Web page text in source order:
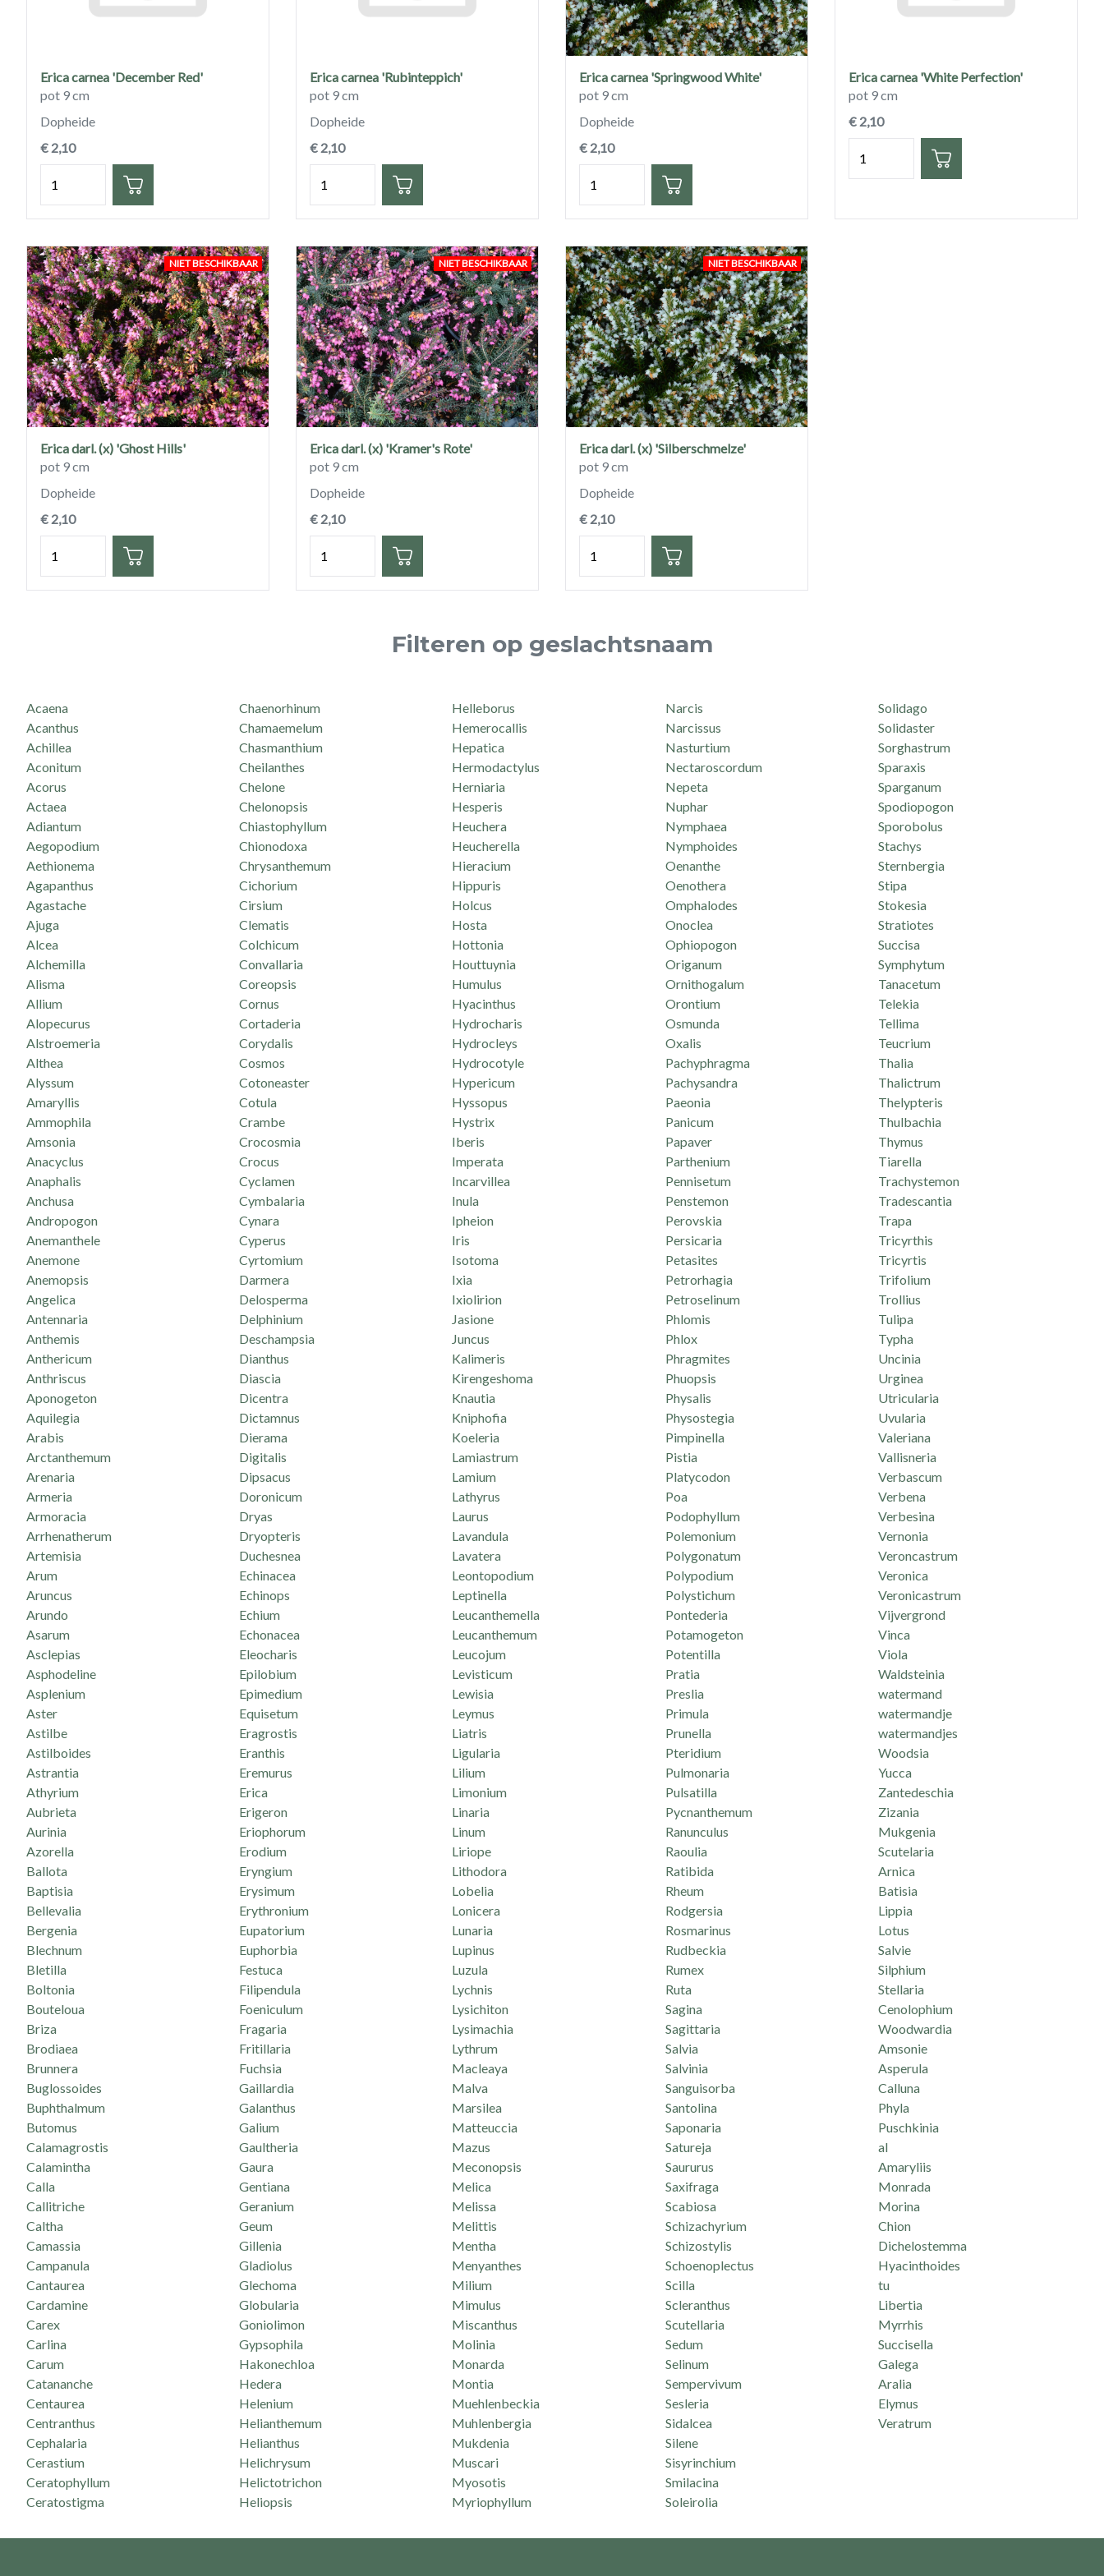
Erica carnea 'December Red'
pot 9 cm
Dopheide
€ 2,10
Erica carnea 'Rubinteppich'
pot 9 cm
Dopheide
€ 2,10
Erica carnea 'Springwood White'
pot 9 cm
Dopheide
€ 2,10
Erica carnea 'White Perfection'
pot 9 cm
€ 2,10
Erica darl. (x) 'Ghost Hills'
pot 9 cm
Dopheide
€ 2,10
NIET BESCHIKBAAR
Erica darl. (x) 'Kramer's Rote'
pot 9 cm
Dopheide
€ 2,10
NIET BESCHIKBAAR
Erica darl. (x) 'Silberschmelze'
pot 9 cm
Dopheide
€ 2,10
NIET BESCHIKBAAR
Filteren op geslachtsnaam
Acaena
Acanthus
Achillea
Aconitum
Acorus
Actaea
Adiantum
Aegopodium
Aethionema
Agapanthus
Agastache
Ajuga
Alcea
Alchemilla
Alisma
Allium
Alopecurus
Alstroemeria
Althea
Alyssum
Amaryllis
Ammophila
Amsonia
Anacyclus
Anaphalis
Anchusa
Andropogon
Anemanthele
Anemone
Anemopsis
Angelica
Antennaria
Anthemis
Anthericum
Anthriscus
Aponogeton
Aquilegia
Arabis
Arctanthemum
Arenaria
Armeria
Armoracia
Arrhenatherum
Artemisia
Arum
Aruncus
Arundo
Asarum
Asclepias
Asphodeline
Asplenium
Aster
Astilbe
Astilboides
Astrantia
Athyrium
Aubrieta
Aurinia
Azorella
Ballota
Baptisia
Bellevalia
Bergenia
Blechnum
Bletilla
Boltonia
Bouteloua
Briza
Brodiaea
Brunnera
Buglossoides
Buphthalmum
Butomus
Calamagrostis
Calamintha
Calla
Callitriche
Caltha
Camassia
Campanula
Cantaurea
Cardamine
Carex
Carlina
Carum
Catananche
Centaurea
Centranthus
Cephalaria
Cerastium
Ceratophyllum
Ceratostigma
Chaenorhinum
Chamaemelum
Chasmanthium
Cheilanthes
Chelone
Chelonopsis
Chiastophyllum
Chionodoxa
Chrysanthemum
Cichorium
Cirsium
Clematis
Colchicum
Convallaria
Coreopsis
Cornus
Cortaderia
Corydalis
Cosmos
Cotoneaster
Cotula
Crambe
Crocosmia
Crocus
Cyclamen
Cymbalaria
Cynara
Cyperus
Cyrtomium
Darmera
Delosperma
Delphinium
Deschampsia
Dianthus
Diascia
Dicentra
Dictamnus
Dierama
Digitalis
Dipsacus
Doronicum
Dryas
Dryopteris
Duchesnea
Echinacea
Echinops
Echium
Echonacea
Eleocharis
Epilobium
Epimedium
Equisetum
Eragrostis
Eranthis
Eremurus
Erica
Erigeron
Eriophorum
Erodium
Eryngium
Erysimum
Erythronium
Eupatorium
Euphorbia
Festuca
Filipendula
Foeniculum
Fragaria
Fritillaria
Fuchsia
Gaillardia
Galanthus
Galium
Gaultheria
Gaura
Gentiana
Geranium
Geum
Gillenia
Gladiolus
Glechoma
Globularia
Goniolimon
Gypsophila
Hakonechloa
Hedera
Helenium
Helianthemum
Helianthus
Helichrysum
Helictotrichon
Heliopsis
Helleborus
Hemerocallis
Hepatica
Hermodactylus
Herniaria
Hesperis
Heuchera
Heucherella
Hieracium
Hippuris
Holcus
Hosta
Hottonia
Houttuynia
Humulus
Hyacinthus
Hydrocharis
Hydrocleys
Hydrocotyle
Hypericum
Hyssopus
Hystrix
Iberis
Imperata
Incarvillea
Inula
Ipheion
Iris
Isotoma
Ixia
Ixiolirion
Jasione
Juncus
Kalimeris
Kirengeshoma
Knautia
Kniphofia
Koeleria
Lamiastrum
Lamium
Lathyrus
Laurus
Lavandula
Lavatera
Leontopodium
Leptinella
Leucanthemella
Leucanthemum
Leucojum
Levisticum
Lewisia
Leymus
Liatris
Ligularia
Lilium
Limonium
Linaria
Linum
Liriope
Lithodora
Lobelia
Lonicera
Lunaria
Lupinus
Luzula
Lychnis
Lysichiton
Lysimachia
Lythrum
Macleaya
Malva
Marsilea
Matteuccia
Mazus
Meconopsis
Melica
Melissa
Melittis
Mentha
Menyanthes
Milium
Mimulus
Miscanthus
Molinia
Monarda
Montia
Muehlenbeckia
Muhlenbergia
Mukdenia
Muscari
Myosotis
Myriophyllum
Narcis
Narcissus
Nasturtium
Nectaroscordum
Nepeta
Nuphar
Nymphaea
Nymphoides
Oenanthe
Oenothera
Omphalodes
Onoclea
Ophiopogon
Origanum
Ornithogalum
Orontium
Osmunda
Oxalis
Pachyphragma
Pachysandra
Paeonia
Panicum
Papaver
Parthenium
Pennisetum
Penstemon
Perovskia
Persicaria
Petasites
Petrorhagia
Petroselinum
Phlomis
Phlox
Phragmites
Phuopsis
Physalis
Physostegia
Pimpinella
Pistia
Platycodon
Poa
Podophyllum
Polemonium
Polygonatum
Polypodium
Polystichum
Pontederia
Potamogeton
Potentilla
Pratia
Preslia
Primula
Prunella
Pteridium
Pulmonaria
Pulsatilla
Pycnanthemum
Ranunculus
Raoulia
Ratibida
Rheum
Rodgersia
Rosmarinus
Rudbeckia
Rumex
Ruta
Sagina
Sagittaria
Salvia
Salvinia
Sanguisorba
Santolina
Saponaria
Satureja
Saururus
Saxifraga
Scabiosa
Schizachyrium
Schizostylis
Schoenoplectus
Scilla
Scleranthus
Scutellaria
Sedum
Selinum
Sempervivum
Sesleria
Sidalcea
Silene
Sisyrinchium
Smilacina
Soleirolia
Solidago
Solidaster
Sorghastrum
Sparaxis
Sparganum
Spodiopogon
Sporobolus
Stachys
Sternbergia
Stipa
Stokesia
Stratiotes
Succisa
Symphytum
Tanacetum
Telekia
Tellima
Teucrium
Thalia
Thalictrum
Thelypteris
Thulbachia
Thymus
Tiarella
Trachystemon
Tradescantia
Trapa
Tricyrthis
Tricyrtis
Trifolium
Trollius
Tulipa
Typha
Uncinia
Urginea
Utricularia
Uvularia
Valeriana
Vallisneria
Verbascum
Verbena
Verbesina
Vernonia
Veroncastrum
Veronica
Veronicastrum
Vijvergrond
Vinca
Viola
Waldsteinia
watermand
watermandje
watermandjes
Woodsia
Yucca
Zantedeschia
Zizania
Mukgenia
Scutelaria
Arnica
Batisia
Lippia
Lotus
Salvie
Silphium
Stellaria
Cenolophium
Woodwardia
Amsonie
Asperula
Calluna
Phyla
Puschkinia
al
Amaryliis
Monrada
Morina
Chion
Dichelostemma
Hyacinthoides
tu
Libertia
Myrrhis
Succisella
Galega
Aralia
Elymus
Veratrum